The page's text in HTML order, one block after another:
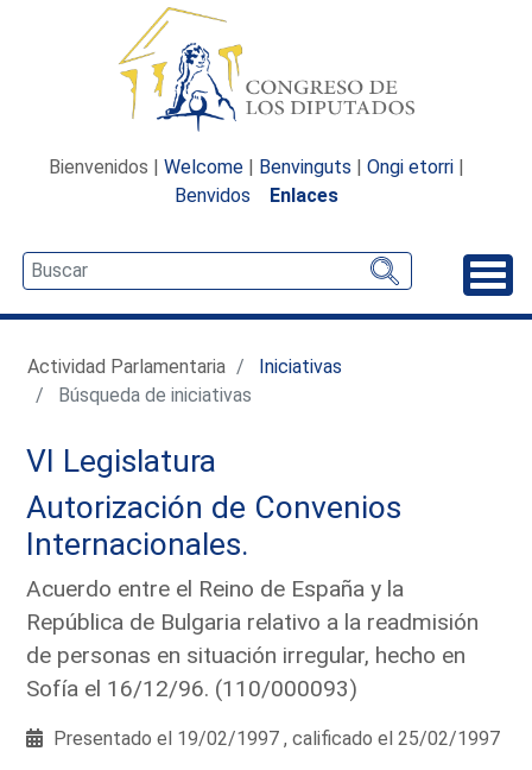
Bienvenidos | Welcome | Benvinguts | Ongi etorri |
Benvidos
Enlaces
Actividad Parlamentaria
Iniciativas
Búsqueda de iniciativas
VI Legislatura
Autorización de Convenios
Internacionales.
Acuerdo entre el Reino de España y la
República de Bulgaria relativo a la readmisión
de personas en situación irregular, hecho en
Sofía el 16/12/96. (110/000093)
Presentado el 19/02/1997 , calificado el 25/02/1997